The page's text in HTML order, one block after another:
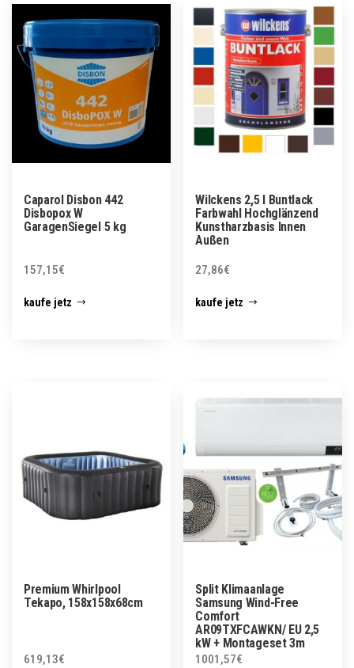
Caparol Disbon 442
Disbopox W
GaragenSiegel 5 kg
157,15€
kaufe jetz
Wilckens 2,5 l Buntlack
Farbwahl Hochglänzend
Kunstharzbasis Innen
Außen
27,86€
kaufe jetz
Premium Whirlpool
Tekapo, 158x158x68cm
619,13€
Split Klimaanlage
Samsung Wind-Free
Comfort
AR09TXFCAWKN/ EU 2,5
kW + Montageset 3m
1001,57€